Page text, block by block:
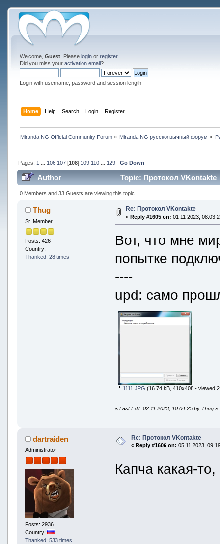
Welcome, Guest. Please loginor register.
Did you miss your activation email?
Login with username, password and session length
Home Help Search Login Register
Miranda NG Official Community Forum» Miranda NG русскоязычный форум »
Pages: 1 ... 106 107[108] 109 110 ... 129 Go Down
Author Topic: Протокол VKontakte
0 Members and 33 Guests are viewing this topic.
Thug
Sr. Member
Posts: 426
Country:
Thanked: 28 times
Re: Протокол VKontakte
« Reply #1605 on: 01 11 2023,
Вот, что мне
попытке
----
upd: само
1111.JPG (16.74 kB, 410x408 - viewed
«Last Edit: 02 11 2023, 10:04:25 by Thug »
dartraiden
Administrator
Posts: 2936
Country:
Thanked: 533 times
Re: Протокол VKontakte
« Reply #1606 on: 05 11 2023,
Капча какая-